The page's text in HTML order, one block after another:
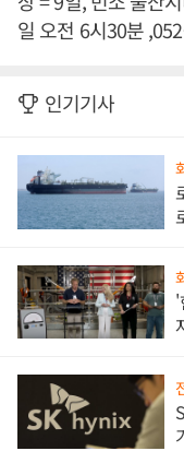
일 오전 6시30분
인기기사
'